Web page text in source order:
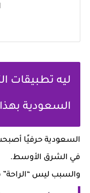
ليه تطبيقات
السعودية بهذا
حرفيًا أصبحت
الشرق الأوسط.
ليس “الراحة”